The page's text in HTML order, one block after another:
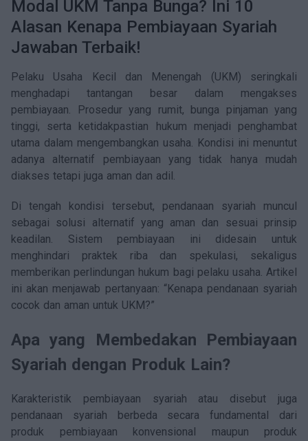
Keterbukaan Informasi
Panduan Pengguna
FAQ
Kontak
Kalkulator Investasi
Modal UKM Tanpa Bunga? Ini 10
Alasan Kenapa Pembiayaan Syariah
Jawaban Terbaik!
Pelaku Usaha Kecil dan Menengah (UKM) seringkali
menghadapi tantangan besar dalam mengakses
pembiayaan. Prosedur yang rumit, bunga pinjaman yang
tinggi, serta ketidakpastian hukum menjadi penghambat
utama dalam mengembangkan usaha. Kondisi ini menuntut
adanya alternatif pembiayaan yang tidak hanya mudah
diakses tetapi juga aman dan adil.
Di tengah kondisi tersebut, pendanaan syariah muncul
sebagai solusi alternatif yang aman dan sesuai prinsip
keadilan. Sistem pembiayaan ini didesain untuk
menghindari praktek riba dan spekulasi, sekaligus
memberikan perlindungan hukum bagi pelaku usaha. Artikel
ini akan menjawab pertanyaan: “Kenapa pendanaan syariah
cocok dan aman untuk UKM?”
Apa yang Membedakan Pembiayaan
Syariah dengan Produk Lain?
Karakteristik pembiayaan syariah atau disebut juga
pendanaan syariah berbeda secara fundamental dari
produk pembiayaan konvensional maupun produk